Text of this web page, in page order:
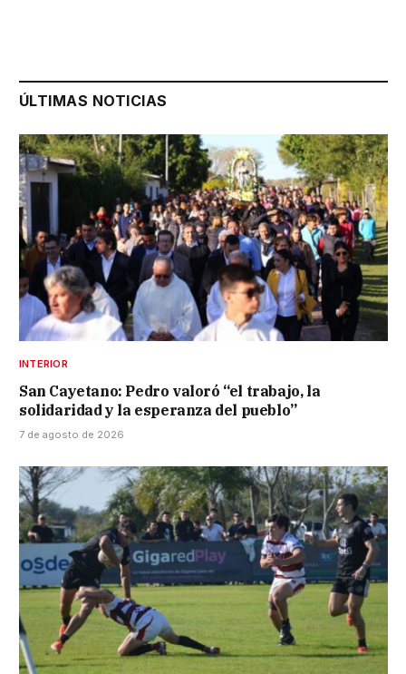
ÚLTIMAS NOTICIAS
INTERIOR
San Cayetano: Pedro valoró “el trabajo, la
solidaridad y la esperanza del pueblo”
7 de agosto de 2026